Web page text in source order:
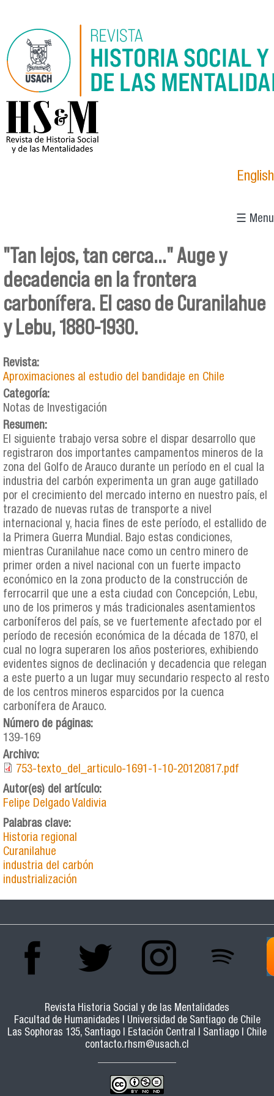
logo_hsm_2021.png
English
☰ Menu
Se encuentra usted aquí
"Tan lejos, tan cerca..." Auge y
decadencia en la frontera
carbonífera. El caso de Curanilahue
y Lebu, 1880-1930.
Revista:
Aproximaciones al estudio del bandidaje en Chile
Categoría:
Notas de Investigación
Resumen:
El siguiente trabajo versa sobre el dispar desarrollo que
registraron dos importantes campamentos mineros de la
zona del Golfo de Arauco durante un período en el cual la
industria del carbón experimenta un gran auge gatillado
por el crecimiento del mercado interno en nuestro país, el
trazado de nuevas rutas de transporte a nivel
internacional y, hacia fines de este período, el estallido de
la Primera Guerra Mundial. Bajo estas condiciones,
mientras Curanilahue nace como un centro minero de
primer orden a nivel nacional con un fuerte impacto
económico en la zona producto de la construcción de
ferrocarril que une a esta ciudad con Concepción, Lebu,
uno de los primeros y más tradicionales asentamientos
carboníferos del país, se ve fuertemente afectado por el
período de recesión económica de la década de 1870, el
cual no logra superaren los años posteriores, exhibiendo
evidentes signos de declinación y decadencia que relegan
a este puerto a un lugar muy secundario respecto al resto
de los centros mineros esparcidos por la cuenca
carbonífera de Arauco.
Número de páginas:
139-169
Archivo:
753-texto_del_articulo-1691-1-10-20120817.pdf
Autor(es) del artículo:
Felipe Delgado Valdivia
Palabras clave:
Historia regional
Curanilahue
industria del carbón
industrialización
Revista Historia Social y de las Mentalidades
Facultad de Humanidades | Universidad de Santiago de Chile
Las Sophoras 135, Santiago | Estación Central | Santiago | Chile
contacto.rhsm@usach.cl